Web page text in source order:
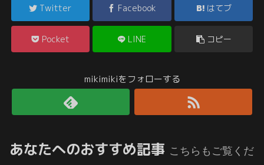
Twitter Facebook はてブ
Pocket LINE コピー
mikimikiをフォローする
あなたへのおすすめ記事 こちらもご覧くだ